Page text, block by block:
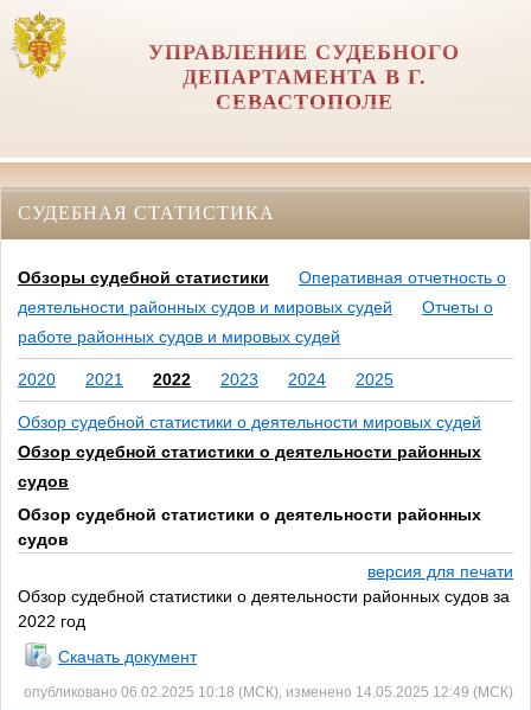
УПРАВЛЕНИЕ СУДЕБНОГО
ДЕПАРТАМЕНТА В Г.
СЕВАСТОПОЛЕ
СУДЕБНАЯ СТАТИСТИКА
Обзоры судебной статистики
Оперативная отчетность о
деятельности районных судов и мировых судей
Отчеты о
работе районных судов и мировых судей
2020 2021 2022 2023 2024 2025
Обзор судебной статистики о деятельности мировых судей
Обзор судебной статистики о деятельности районных
судов
Обзор судебной статистики о деятельности районных
судов
версия для печати
Обзор судебной статистики о деятельности районных судов за
2022 год
Скачать документ
опубликовано 06.02.2025 10:18 (МСК), изменено 14.05.2025 12:49 (МСК)